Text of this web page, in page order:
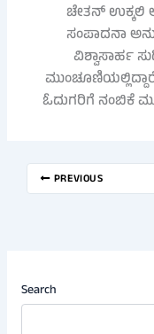
ಚೇತನ್ ಉಕ್ಕಲಿ
ಸಂಪಾದನಾ
ವಿಶ್ವಾಸಾರ್ಹ
ಓದುಗರಿಗೆ ನಂಬಿಕೆ
PREVIOUS
Search